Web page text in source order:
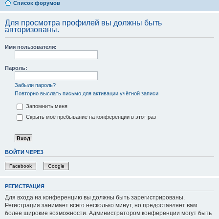
Список форумов
Для просмотра профилей вы должны быть
авторизованы.
Имя пользователя:
Пароль:
Забыли пароль?
Повторно выслать письмо для активации учётной записи
Запомнить меня
Скрыть моё пребывание на конференции в этот раз
ВОЙТИ ЧЕРЕЗ
Facebook Google
РЕГИСТРАЦИЯ
Для входа на конференцию вы должны быть зарегистрированы.
Регистрация занимает всего несколько минут, но предоставляет вам
более широкие возможности. Администратором конференции могут быть